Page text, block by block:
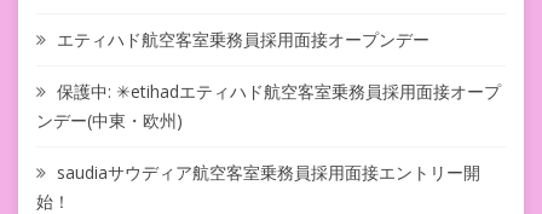
エティハド航空客室乗務員採用面接オープンデー
保護中: ✳︎etihadエティハド航空客室乗務員採用面接オープ
ンデー(中東・欧州)
saudiaサウディア航空客室乗務員採用面接エントリー開
始！